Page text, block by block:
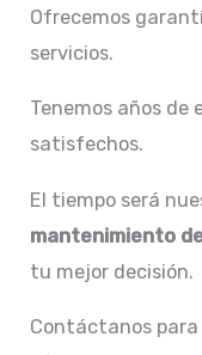
Ofrecemos
servicios.
Tenemos años de
satisfechos.
El tiempo será
mantenimiento
tu mejor decisión.
Contáctanos